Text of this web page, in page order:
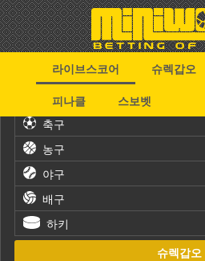
라이브스코어 슈렉갑오
피나클
스보벳
축구
농구
야구
배구
하키
슈렉갑오